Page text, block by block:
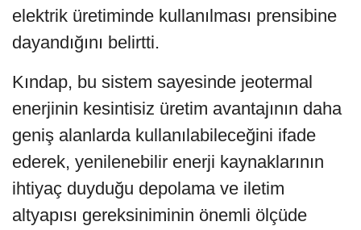
elektrik üretiminde kullanılması prensibine
dayandığını belirtti.
Kındap, bu sistem sayesinde jeotermal
enerjinin kesintisiz üretim avantajının daha
geniş alanlarda kullanılabileceğini ifade
ederek, yenilenebilir enerji kaynaklarının
ihtiyaç duyduğu depolama ve iletim
altyapısı gereksiniminin önemli ölçüde